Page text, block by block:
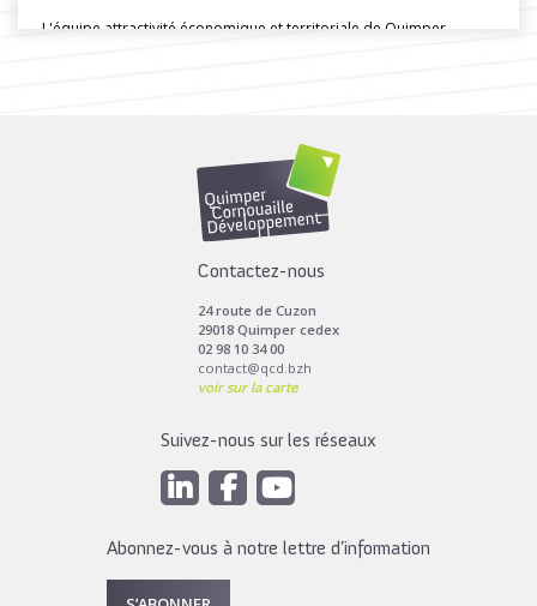
L'équipe attractivité économique et territoriale de Quimper
Toutes les actus de cette rubrique
Contactez-nous
24 route de Cuzon
29018 Quimper cedex
02 98 10 34 00
contact@qcd.bzh
voir sur la carte
Suivez-nous sur les réseaux
Abonnez-vous à notre lettre d’information